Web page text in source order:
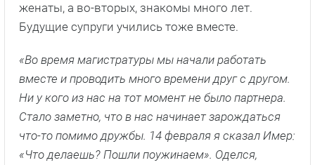
женаты, а во-вторых, знакомы много лет.
Будущие супруги учились тоже вместе.
«Во время магистратуры мы начали работать
вместе и проводить много времени друг с другом.
Ни у кого из нас на тот момент не было партнера.
Стало заметно, что в нас начинает зарождаться
что-то помимо дружбы. 14 февраля я сказал Имер:
«Что делаешь? Пошли поужинаем». Оделся,